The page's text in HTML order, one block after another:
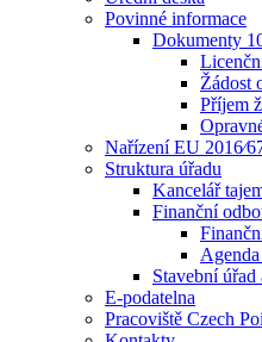
Povinné informace
Dokumenty
Žádost
Příjem
Nařízení EU
Struktura úřadu
Kancelář
Finanční
Stavební úřad
E-podatelna
Pracoviště Czech